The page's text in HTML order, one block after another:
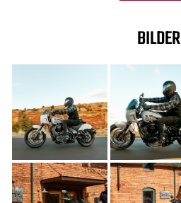
BILDER